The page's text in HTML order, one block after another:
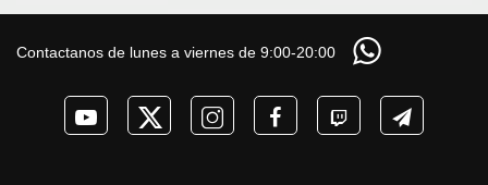
DM-i y EV con más
coches eléctricos y
PHEV 2026
COCHE que NO lo
necesita? PRUEBA
de AUTONOMÍA
Contactanos de lunes a viernes de 9:00-20:00